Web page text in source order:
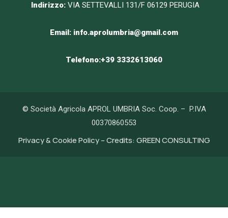
Indirizzo: VIA SETTEVALLI 131/F 06129 PERUGIA
Email: info.aprolumbria@gmail.com
Telefono:+39 3332613060
© Società Agricola APROL UMBRIA Soc. Coop. – P.IVA
00370860553
Privacy & Cookie Policy –Credits:GREEN CONSULTING